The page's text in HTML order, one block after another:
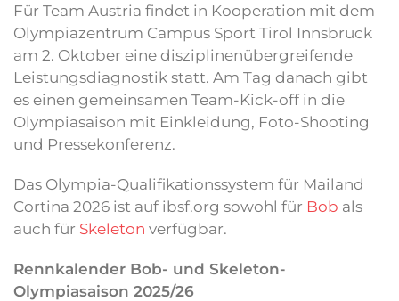
Für Team Austria findet in Kooperation mit dem
Olympiazentrum Campus Sport Tirol Innsbruck
am 2. Oktober eine disziplinenübergreifende
Leistungsdiagnostik statt. Am Tag danach gibt
es einen gemeinsamen Team-Kick-off in die
Olympiasaison mit Einkleidung, Foto-Shooting
und Pressekonferenz.
Das Olympia-Qualifikationssystem für Mailand
Cortina 2026 ist auf ibsf.org sowohl für Bob als
auch für Skeleton verfügbar.
Rennkalender Bob- und Skeleton-
Olympiasaison 2025/26